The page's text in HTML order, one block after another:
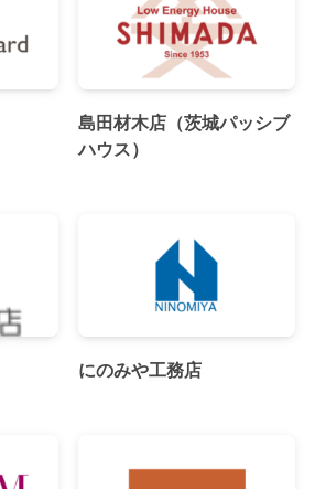
島田材木店（茨城パッシブ
ハウス）
にのみや工務店